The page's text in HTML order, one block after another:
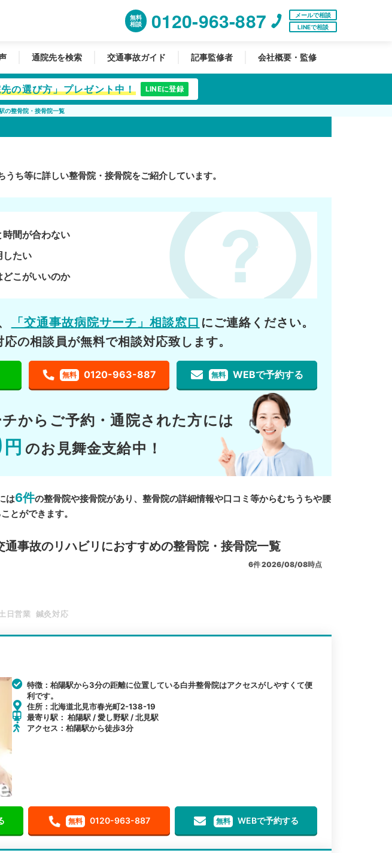
無料
相談
0120-963-887
メールで相談
LINEで相談
通院先を検索 交通事故ガイド 記事監修者 会社概要・監修
の選び方」プレゼント中！ LINEに登録
の整骨院・接骨院一覧
うち等に詳しい整骨院・接骨院をご紹介しています。
間が合わない
したい
こがいいのか
「交通事故病院サーチ」相談窓口 にご連絡ください。
応の相談員が無料で相談対応致します。
無料 0120-963-887 無料 WEBで予約する
から ご予約・通院された方には
円 のお見舞金支給中！
は6件の整骨院や接骨院があり、整骨院の詳細情報や口コミ等からむちうちや腰
とができます。
通事故のリハビリにおすすめの整骨院・接骨院一覧
6件2026/08/08時点
日営業 鍼灸対応
特徴：柏陽駅から3分の距離に位置している白井整骨院はアクセスがしやすくて便
利です。
住所：北海道北見市春光町2-138-19
最寄り駅： 柏陽駅 / 愛し野駅 / 北見駅
アクセス：柏陽駅から徒歩3分
無料 0120-963-887 無料 WEBで予約する